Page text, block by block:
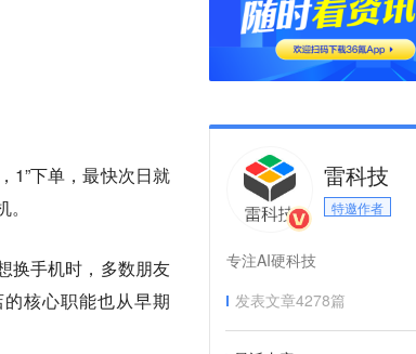
1”下单，最快次日就
换手机时，多数朋友
核心职能也从早期
雷科技
特邀作者
专注AI硬科技
发表文章4278篇